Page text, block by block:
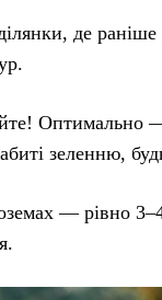
де
Оптимально
зеленню,
— рівно